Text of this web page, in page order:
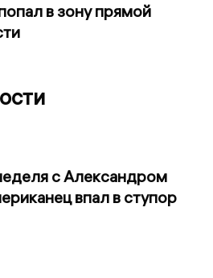
в зону прямой
с Александром
впал в ступор